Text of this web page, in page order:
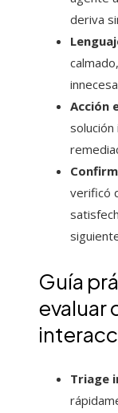
deriva
Acción
solución
verificó
Guía
evaluar
Triage